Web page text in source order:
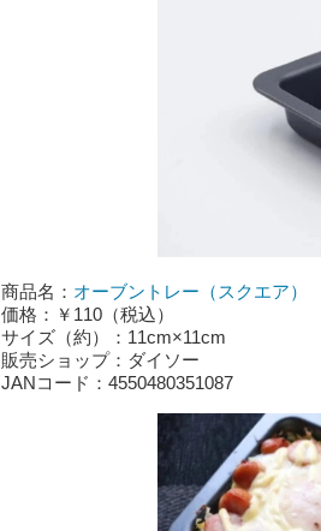
商品名： オーブントレー（スクエア）
価格：￥110（税込）
サイズ（約）：11cm×11cm
販売ショップ：ダイソー
JANコード：4550480351087